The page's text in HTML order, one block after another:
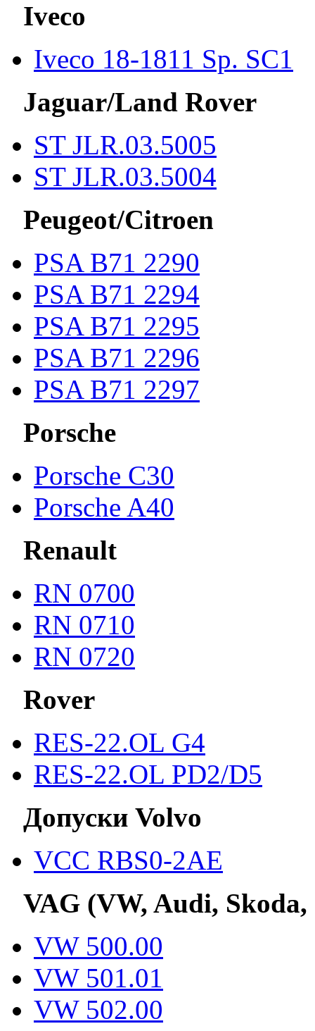
Iveco
Iveco 18-1811 Sp. SC1
Jaguar/Land Rover
ST JLR.03.5005
ST JLR.03.5004
Peugeot/Citroen
PSA B71 2290
PSA B71 2294
PSA B71 2295
PSA B71 2296
PSA B71 2297
Porsche
Porsche С30
Porsche A40
Renault
RN 0700
RN 0710
RN 0720
Rover
RES-22.OL G4
RES-22.OL PD2/D5
Допуски Volvo
VCC RBS0-2AE
VAG (VW, Audi, Skoda,
VW 500.00
VW 501.01
VW 502.00